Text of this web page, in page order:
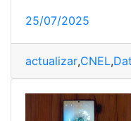
25/07/2025
actualizar,CNEL,